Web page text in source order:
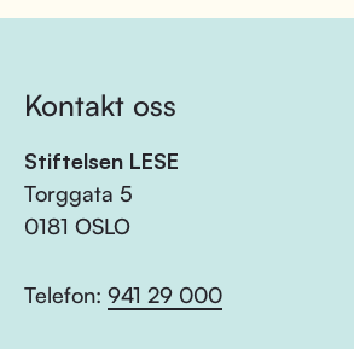
Kontakt oss
Stiftelsen LESE
Torggata 5
0181 OSLO
Telefon: 941 29 000